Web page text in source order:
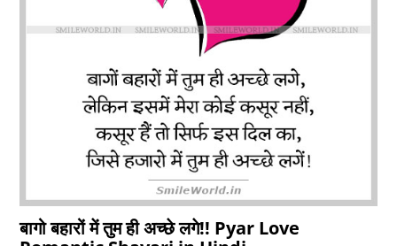
बागो बहारों में तुम ही अच्छे लगे!! Pyar Love